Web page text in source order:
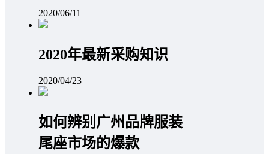
2020/06/11
2020年最新采购知识
2020/04/23
如何辨别广州品牌服装
尾座市场的爆款